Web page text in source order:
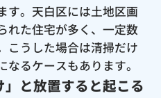
す。天白区には土地区画
れた住宅が多く、一定数
こうした場合は清掃だけ
るケースもあります。
」と放置すると起こる